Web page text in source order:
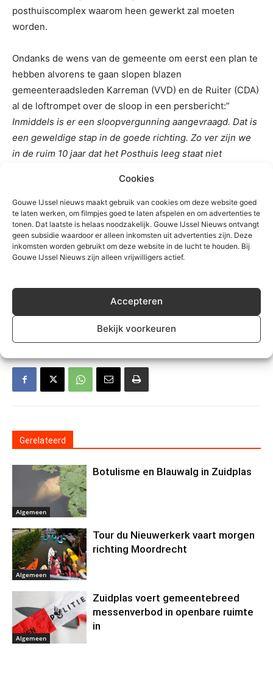
Cookies
Gouwe IJssel nieuws maakt gebruik van cookies om deze website goed
te laten werken, om filmpjes goed te laten afspelen en om advertenties te
tonen. Dat laatste is helaas noodzakelijk. Gouwe IJssel Nieuws ontvangt
geen subsidie waardoor er alleen inkomsten uit advertenties zijn. Deze
inkomsten worden gebruikt om deze website in de lucht te houden. Bij
Gouwe IJssel Nieuws zijn alleen vrijwilligers actief.
Accepteren
Bekijk voorkeuren
posthuiscomplex waarom heen gewerkt zal moeten
worden.
Ondanks de wens van de gemeente om eerst een plan te
hebben alvorens te gaan slopen blazen
gemeenteraadsleden Karreman (VVD) en de Ruiter (CDA)
al de loftrompet over de sloop in een persbericht:”
Inmiddels is er een sloopvergunning aangevraagd. Dat is
een geweldige stap in de goede richting. Zo ver zijn we
in de ruim 10 jaar dat het Posthuis leeg staat niet
eigenaar c.q. ontwikkelaar succes toe bij de
herontwikkeling en zij zullen het proces blijvend volgen
totdat er daadwerkelijk gestart wordt met de fysieke
herontwikkeling” aldus het persbericht.
het dossier over het Posthuis
Gerelateerd
Algemeen
Botulisme en Blauwalg in Zuidplas
Algemeen
Tour du Nieuwerkerk vaart morgen
richting Moordrecht
Algemeen
Zuidplas voert gemeentebreed
messenverbod in openbare ruimte
in